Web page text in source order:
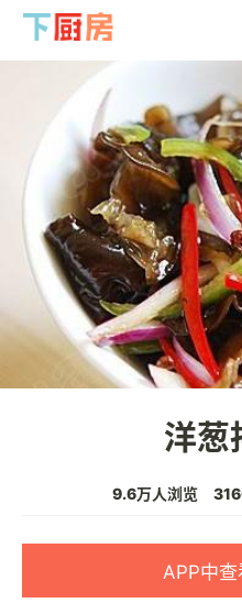
洋葱
9.6万人浏览
APP中